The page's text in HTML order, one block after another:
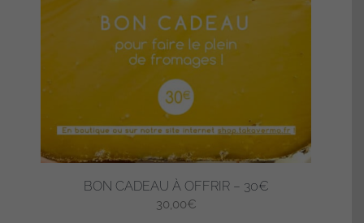
BON CADEAU À OFFRIR – 30€
30,00€